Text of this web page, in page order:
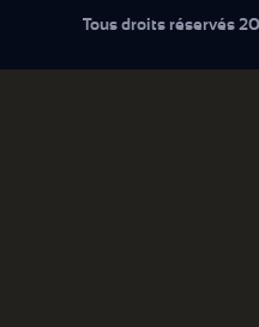
Tous droits réservés